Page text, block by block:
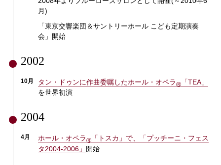
月)
「東京交響楽団＆サントリーホール こども定期演奏
会」開始
2002
10月 タン・ドゥンに作曲委嘱したホール・オペラ® 「TEA」
を世界初演
2004
4月 ホール・オペラ® 「トスカ」で、「プッチーニ・フェス
タ2004-2006」 開始